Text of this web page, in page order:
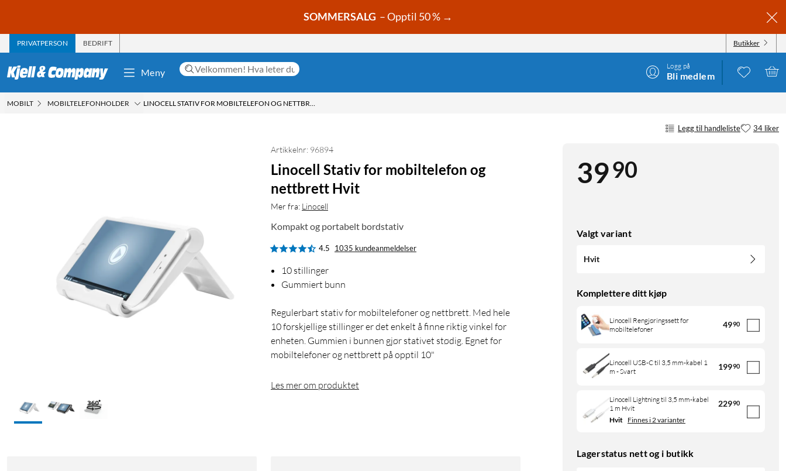
SOMMERSALG – Opptil 50 % →
PRIVATPERSON BEDRIFT Butikker
Meny
Logg på
Bli medlem
MOBILT MOBILTELEFONHOLDER LINOCELL STATIV FOR MOBILTELEFON OG NETTBRETT HVIT
Legg til handleliste 34 liker
3990
Valgt variant
Hvit
Komplettere ditt kjøp
Linocell Rengjøringssett for
mobiltelefoner
4990
Linocell USB-C til 3,5 mm-kabel 1
m - Svart
19990
Linocell Lightning til 3,5 mm-kabel
1 m Hvit
22990
Hvit Finnes i 2 varianter
Lagerstatus nett og i butikk
Artikkelnr: 96894
Linocell Stativ for mobiltelefon og
nettbrett Hvit
Mer fra: Linocell
Kompakt og portabelt bordstativ
4.5 1035 kundeanmeldelser
10 stillinger
Gummiert bunn
Regulerbart stativ for mobiltelefoner og nettbrett. Med hele
10 forskjellige stillinger er det enkelt å finne riktig vinkel for
enheten. Gummien i bunnen gjør stativet stødig. Egnet for
mobiltelefoner og nettbrett på opptil 10"
Les mer om produktet